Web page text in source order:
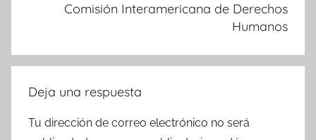
Comisión Interamericana de Derechos
Humanos
Deja una respuesta
Tu dirección de correo electrónico no será